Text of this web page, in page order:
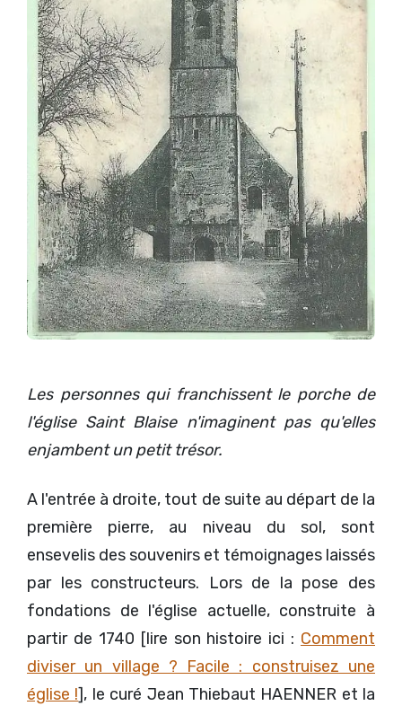
Les personnes qui franchissent le porche de
l'église Saint Blaise n'imaginent pas qu'elles
enjambent un petit trésor.
A l'entrée à droite, tout de suite au départ de la
première pierre, au niveau du sol, sont
ensevelis des souvenirs et témoignages laissés
par les constructeurs. Lors de la pose des
fondations de l'église actuelle, construite à
partir de 1740 [lire son histoire ici : Comment
diviser un village ? Facile : construisez une
église !], le curé Jean Thiebaut HAENNER et la